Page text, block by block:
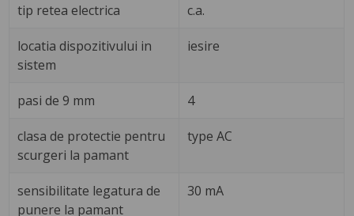
tip retea electrica c.a.
locatia dispozitivului in
sistem
iesire
pasi de 9 mm 4
clasa de protectie pentru
scurgeri la pamant
type AC
sensibilitate legatura de
punere la pamant
30 mA